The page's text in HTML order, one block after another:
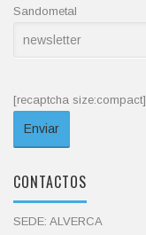
Sandometal
[recaptcha size:compact]
CONTACTOS
SEDE: ALVERCA